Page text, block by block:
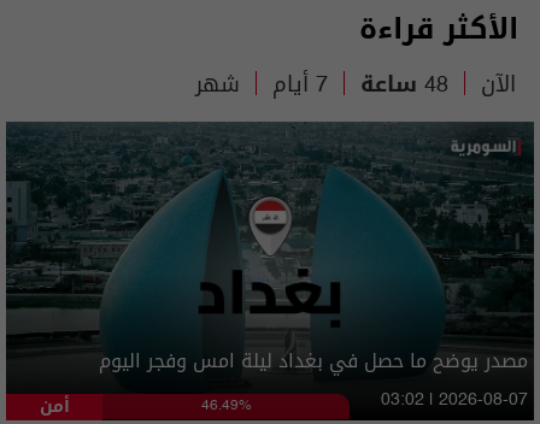
الأكثر قراءة
الآن 48 ساعة 7 أيام شهر
مصدر يوضح ما حصل في بغداد ليلة امس وفجر اليوم
أمن 46.49% 03:02 | 2026-08-07